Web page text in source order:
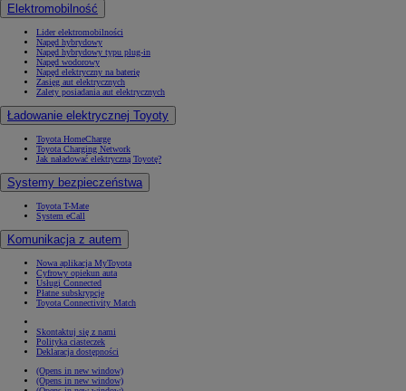
Elektromobilność
Lider elektromobilności
Napęd hybrydowy
Napęd hybrydowy typu plug-in
Napęd wodorowy
Napęd elektryczny na baterię
Zasięg aut elektrycznych
Zalety posiadania aut elektrycznych
Ładowanie elektrycznej Toyoty
Toyota HomeCharge
Toyota Charging Network
Jak naładować elektryczną Toyotę?
Systemy bezpieczeństwa
Toyota T-Mate
System eCall
Komunikacja z autem
Nowa aplikacja MyToyota
Cyfrowy opiekun auta
Usługi Connected
Płatne subskrypcje
Toyota Connectivity Match
Skontaktuj się z nami
Polityka ciasteczek
Deklaracja dostępności
(Opens in new window)
(Opens in new window)